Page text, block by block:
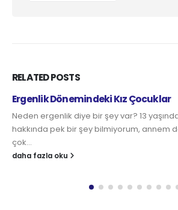
RELATEDPOSTS
ergenlik
Bir
Kanser Hastalarının
Kanser Hastalarının
fiziksel hastalıklar,
daha fazla oku